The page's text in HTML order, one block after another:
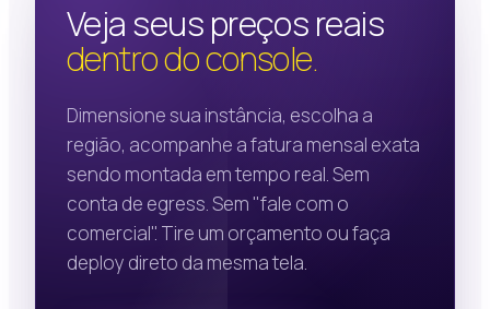
Veja seus preços reais
dentro do console.
Dimensione sua instância, escolha a
região, acompanhe a fatura mensal exata
sendo montada em tempo real. Sem
conta de egress. Sem "fale com o
comercial". Tire um orçamento ou faça
deploy direto da mesma tela.